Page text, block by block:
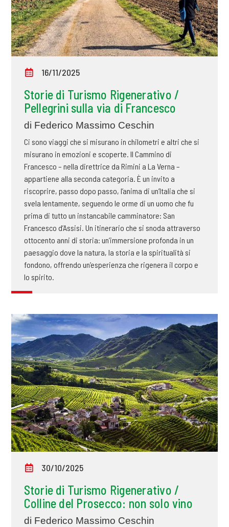
16/11/2025
Storie di Turismo Rigenerativo /
Pellegrini sulla via di Francesco
di Federico Massimo Ceschin
Ci sono viaggi che si misurano in chilometri e altri che si
misurano in emozioni e scoperte. Il Cammino di
Francesco – nella direttrice da Rimini a La Verna –
appartiene alla seconda categoria. È un invito a
riscoprire, passo dopo passo, l’anima di un’Italia che si
svela lentamente, seguendo le orme di un uomo che fu
prima di tutto un instancabile camminatore: San
Francesco d’Assisi. Un itinerario che si snoda attraverso
ottocento anni di storia: un’immersione profonda in un
paesaggio dove la natura, la storia e la spiritualità si
fondono, offrendo un’esperienza che rigenera il corpo e
lo spirito.
30/10/2025
Storie di Turismo Rigenerativo /
Colline del Prosecco: non solo vino
di Federico Massimo Ceschin